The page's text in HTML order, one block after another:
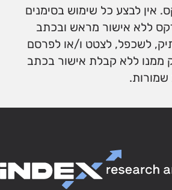
אין לבצע כל שימוש בסימנים
ללא אישור מראש ובכתב
לשכפל, לצטט ו/או לפרסם
ממנו ללא קבלת אישור בכתב
שמורות.